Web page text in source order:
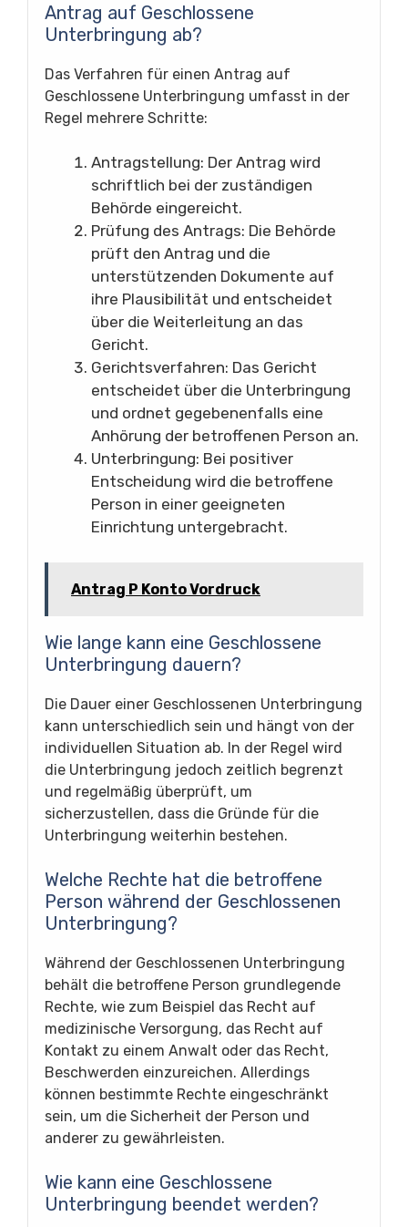
Antrag auf Geschlossene
Unterbringung ab?
Das Verfahren für einen Antrag auf
Geschlossene Unterbringung umfasst in der
Regel mehrere Schritte:
Antragstellung: Der Antrag wird
schriftlich bei der zuständigen
Behörde eingereicht.
Prüfung des Antrags: Die Behörde
prüft den Antrag und die
unterstützenden Dokumente auf
ihre Plausibilität und entscheidet
über die Weiterleitung an das
Gericht.
Gerichtsverfahren: Das Gericht
entscheidet über die Unterbringung
und ordnet gegebenenfalls eine
Anhörung der betroffenen Person an.
Unterbringung: Bei positiver
Entscheidung wird die betroffene
Person in einer geeigneten
Einrichtung untergebracht.
Antrag P Konto Vordruck
Wie lange kann eine Geschlossene
Unterbringung dauern?
Die Dauer einer Geschlossenen Unterbringung
kann unterschiedlich sein und hängt von der
individuellen Situation ab. In der Regel wird
die Unterbringung jedoch zeitlich begrenzt
und regelmäßig überprüft, um
sicherzustellen, dass die Gründe für die
Unterbringung weiterhin bestehen.
Welche Rechte hat die betroffene
Person während der Geschlossenen
Unterbringung?
Während der Geschlossenen Unterbringung
behält die betroffene Person grundlegende
Rechte, wie zum Beispiel das Recht auf
medizinische Versorgung, das Recht auf
Kontakt zu einem Anwalt oder das Recht,
Beschwerden einzureichen. Allerdings
können bestimmte Rechte eingeschränkt
sein, um die Sicherheit der Person und
anderer zu gewährleisten.
Wie kann eine Geschlossene
Unterbringung beendet werden?